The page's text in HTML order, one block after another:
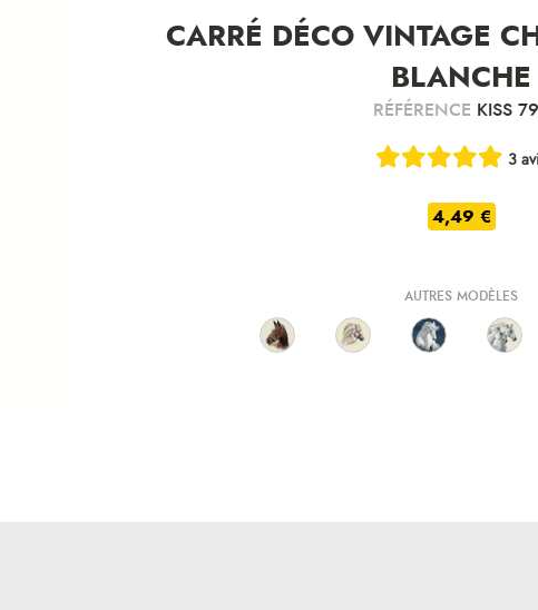
CARRÉ DÉCO VINTAGE
BLANCHE
RÉFÉRENCE KISS
3
4,49 €
AUTRES MODÈLES